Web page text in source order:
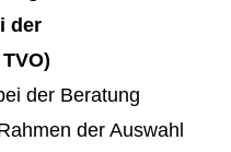
der
der Beratung
der Auswahl